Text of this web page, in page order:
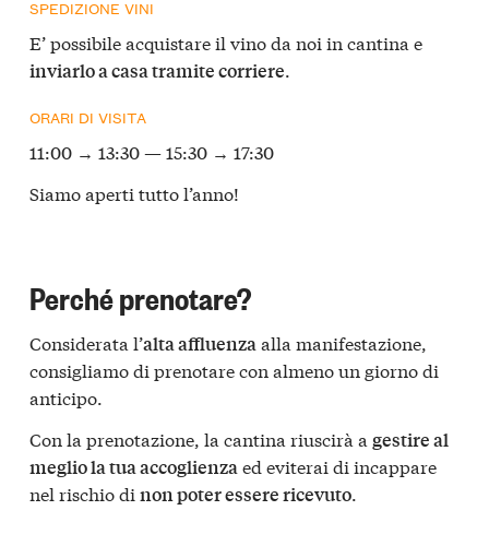
SPEDIZIONE VINI
E’ possibile acquistare il vino da noi in cantina e
inviarlo a casa tramite corriere.
ORARI DI VISITA
11:00 → 13:30 — 15:30 → 17:30
Siamo aperti tutto l’anno!
Perché prenotare?
Considerata l’alta affluenzaalla manifestazione,
consigliamo di prenotare con almeno un giorno di
anticipo.
Con la prenotazione, la cantina riuscirà a gestire al
meglio la tua accoglienzaed eviterai di incappare
nel rischio di non poter essere ricevuto.